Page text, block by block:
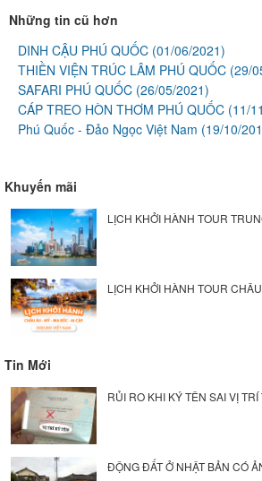
Những tin cũ hơn
DINH CẬU PHÚ QUỐC (01/06/2021)
THIỀN VIỆN TRÚC LÂM PHÚ QUỐC (29/
SAFARI PHÚ QUỐC (26/05/2021)
CÁP TREO HÒN THƠM PHÚ QUỐC (11/
Phú Quốc - Đảo Ngọc Việt Nam (19/10/
Khuyến mãi
LỊCH KHỞI HÀNH TOUR
LỊCH KHỞI HÀNH TOUR
Tin Mới
RỦI RO KHI KÝ TÊN SAI VỊ
ĐỘNG ĐẤT Ở NHẬT BẢN CÓ